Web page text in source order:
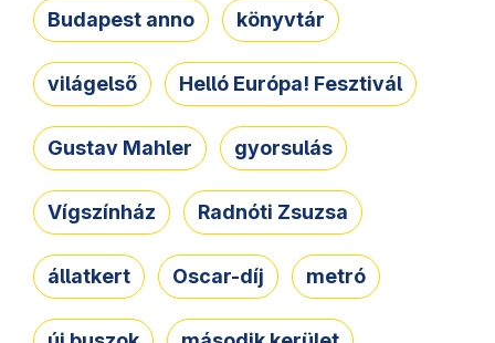
Budapest anno könyvtár
világelső Helló Európa! Fesztivál
Gustav Mahler gyorsulás
Vígszínház Radnóti Zsuzsa
állatkert Oscar-díj metró